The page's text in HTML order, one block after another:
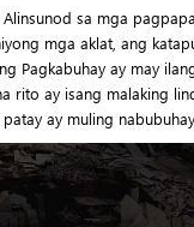
Alinsunod sa mga
mga aklat, ang
Pagkabuhay ay may
rito ay isang malaking
ay muling nabubuhay.